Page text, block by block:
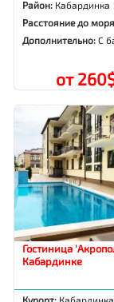
Район: Кабардинка
Расстояние до
Дополнительно:С
от
Гостиница
Кабардинке